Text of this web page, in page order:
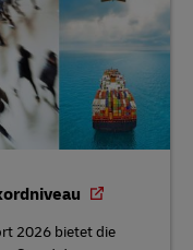
2026 bietet die